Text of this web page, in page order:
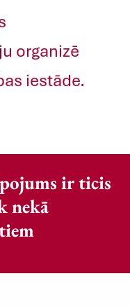
organizē
iestāde.
ir ticis
nekā